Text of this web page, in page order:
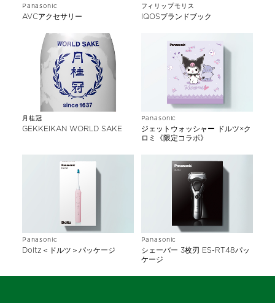
Panasonic
AVCアクセサリー
フィリップモリス
IQOSブランドブック
月桂冠
GEKKEIKAN WORLD SAKE
Panasonic
ジェットウォッシャー ドルツ×ク
ロミ《限定コラボ》
Panasonic
Doltz＜ドルツ＞パッケージ
Panasonic
シェーバー 3枚刃 ES-RT48パッ
ケージ